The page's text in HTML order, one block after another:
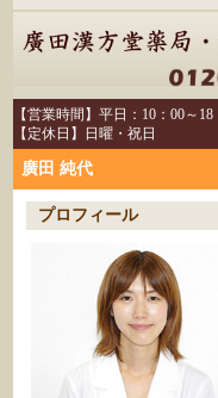
【営業時間】平日：10：00～
【定休日】日曜・祝日
廣田 純代
プロフィール